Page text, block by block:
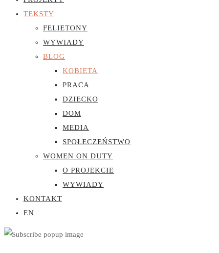
TEKSTY
FELIETONY
WYWIADY
BLOG
KOBIETA
PRACA
DZIECKO
DOM
MEDIA
SPOŁECZEŃSTWO
WOMEN ON DUTY
O PROJEKCIE
WYWIADY
KONTAKT
EN